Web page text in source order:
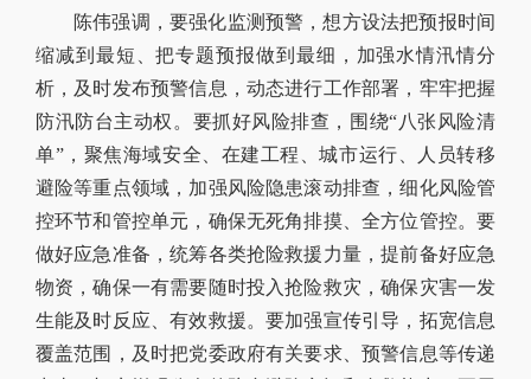
陈伟强调，要强化监测预警，想方设法把预报时间
缩减到最短、把专题预报做到最细，加强水情汛情分
析，及时发布预警信息，动态进行工作部署，牢牢把握
防汛防台主动权。要抓好风险排查，围绕“八张风险清
单”，聚焦海域安全、在建工程、城市运行、人员转移
避险等重点领域，加强风险隐患滚动排查，细化风险管
控环节和管控单元，确保无死角排摸、全方位管控。要
做好应急准备，统筹各类抢险救援力量，提前备好应急
物资，确保一有需要随时投入抢险救灾，确保灾害一发
生能及时反应、有效救援。要加强宣传引导，拓宽信息
覆盖范围，及时把党委政府有关要求、预警信息等传递